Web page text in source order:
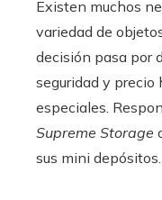
Existen muchos
variedad de
decisión pasa por
seguridad y
especiales.
Supreme Storage
sus mini depósitos.